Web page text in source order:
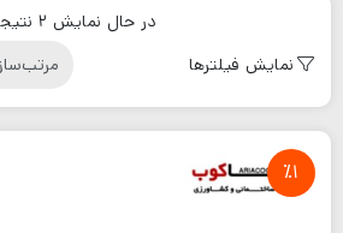
در حال نمایش 2 نتیجه
نمایش فیلترها
٪1